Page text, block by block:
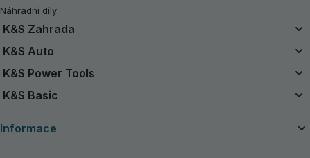
Náhradní díly
K&S Zahrada
Sjednocený bateriový systém
Motorové pily
Sekačky na trávu
K&S Auto
Vzduchové kompresory
K&S Power Tools
Elektrické nářadí
K&S Basic
Invertorové generátory K&S Basic
Informace